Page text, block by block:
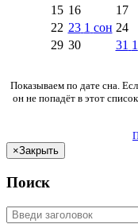
15 16 17
22 23 1 сон 24
29 30 31 1
Показываем по дате сна.
он не попадёт в этот
×Закрыть
Поиск